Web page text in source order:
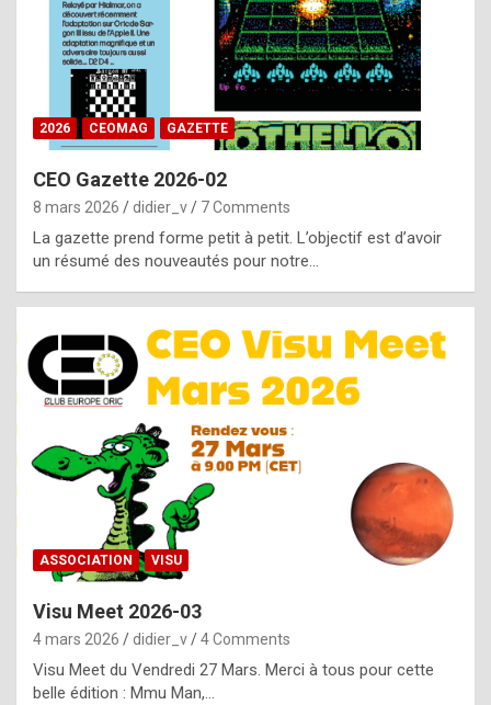
y
b
e
b
y
g
e
n
u
i
n
e
R
o
p
l
2026 CEOMAG GAZETTE
CEO Gazette 2026-02
8 mars 2026 didier_v 7 Comments
La gazette prend forme petit à petit. L’objectif est d’avoir
un résumé des nouveautés pour notre…
ASSOCIATION VISU
Visu Meet 2026-03
4 mars 2026 didier_v 4 Comments
Visu Meet du Vendredi 27 Mars. Merci à tous pour cette
belle édition : Mmu Man,…